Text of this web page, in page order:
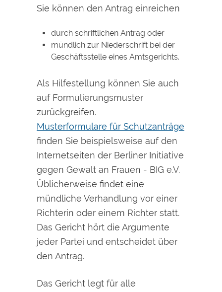
Sie können den Antrag einreichen
durch schriftlichen Antrag oder
mündlich zur Niederschrift bei der
Geschäftsstelle eines Amtsgerichts.
Als Hilfestellung können Sie auch
auf Formulierungsmuster
zurückgreifen.
Musterformulare für Schutzanträge
finden Sie beispielsweise auf den
Internetseiten der Berliner Initiative
gegen Gewalt an Frauen - BIG e.V.
Üblicherweise findet eine
mündliche Verhandlung vor einer
Richterin oder einem Richter statt.
Das Gericht hört die Argumente
jeder Partei und entscheidet über
den Antrag.
Das Gericht legt für alle